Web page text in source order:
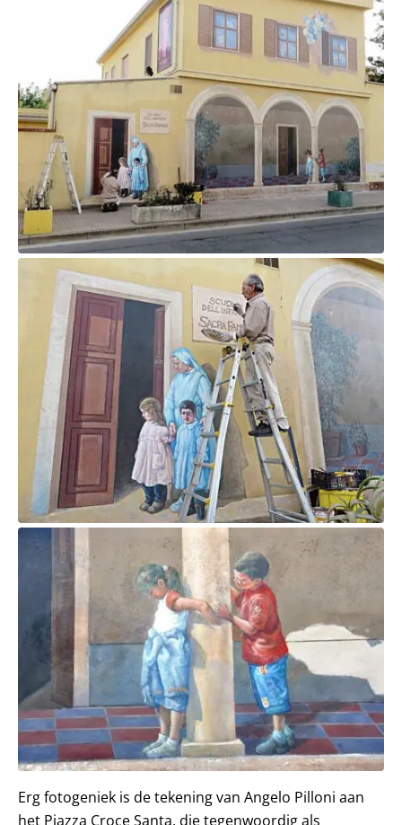
Erg fotogeniek is de tekening van Angelo Pilloni aan
het Piazza Croce Santa, die tegenwoordig als